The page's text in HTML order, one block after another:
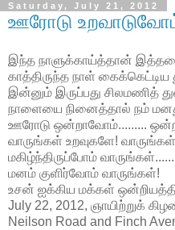
Saturday, July 21, 2012
ஊரோடு
இந்த நாளுக்காய்த்தான்
காத்திருந்த நாள் கைக்கெட்டிய
இன்னும் இருப்பது சிலமணித்
நாளையை நினைத்தால் நம் மனது
ஊரோடு ஒன்றாவோம்.........
வாருங்கள் உறவுகளே!
மகிழ்ந்திருப்போம் வாருங்கள்......
மனம் குளிர்வோம் வாருங்கள்!
உசன் ஐக்கிய மக்கள்
July 22, 2012, ஞாயிற்றுக்
Neilson Road and Finch